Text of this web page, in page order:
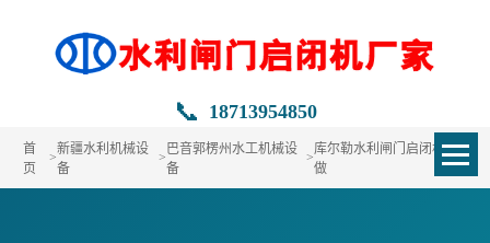
📞 18713954850
首
页
>
新疆水利机械设
备
>
巴音郭楞州水工机械设
备
>
库尔勒水利闸门启闭机定
做